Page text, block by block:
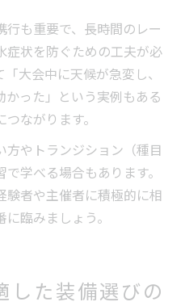
行も重要で、長時間のレー
症状を防ぐための工夫が必
大会中に天候が急変し、
かった」という実例もある
ながります。
やトランジション（種目
学べる場合もあります。
験者や主催者に積極的に相
臨みましょう。
した装備選びの